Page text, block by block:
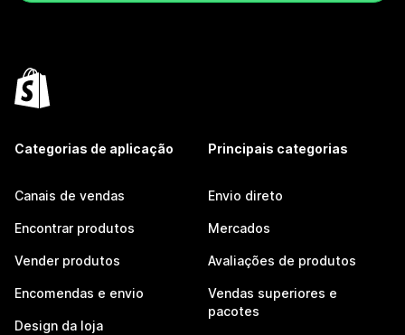
Categorias de aplicação
Canais de vendas
Encontrar produtos
Vender produtos
Encomendas e envio
Design da loja
Principais categorias
Envio direto
Mercados
Avaliações de produtos
Vendas superiores e
pacotes